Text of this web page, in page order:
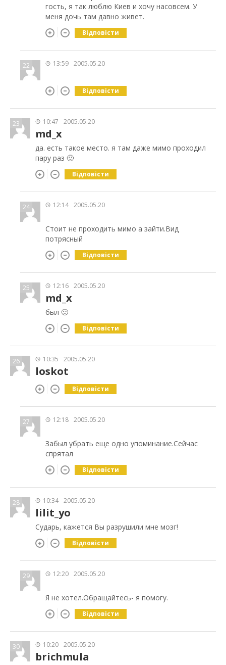
гость, я так люблю Киев и хочу насовсем. У
меня дочь там давно живет.
Відповісти
22 13:59 2005.05.20
Відповісти
23 10:47 2005.05.20
md_x
да. есть такое место. я там даже мимо проходил
пару раз 🙂
Відповісти
24 12:14 2005.05.20
Стоит не проходить мимо а зайти.Вид
потрясный
Відповісти
25 12:16 2005.05.20
md_x
был 🙂
Відповісти
26 10:35 2005.05.20
loskot
Відповісти
27 12:18 2005.05.20
Забыл убрать еще одно упоминание.Сейчас
спрятал
Відповісти
28 10:34 2005.05.20
lilit_yo
Сударь, кажется Вы разрушили мне мозг!
Відповісти
29 12:20 2005.05.20
Я не хотел.Обращайтесь- я помогу.
Відповісти
30 10:20 2005.05.20
brichmula